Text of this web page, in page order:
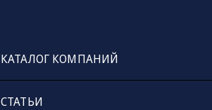
КАТАЛОГ КОМПАНИЙ
СТАТЬИ